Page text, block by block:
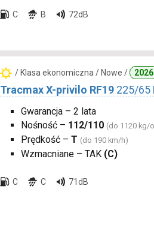
C B 72dB
/ Klasa ekonomiczna / Nowe / 2026
Tracmax X-privilo RF19 225/65
Gwarancja – 2 lata
Nośność – 112/110 (do 1120 kg/
Prędkość – T (do 190 km/h)
Wzmacniane – TAK (C)
C C 71dB